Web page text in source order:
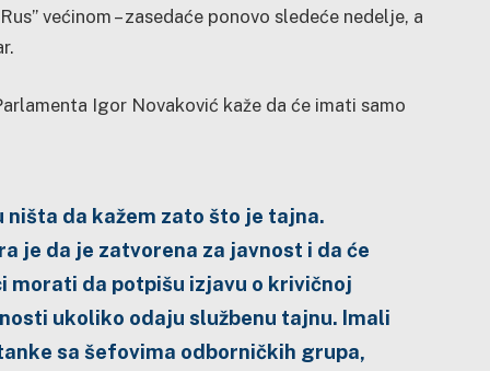
većinom – zasedaće ponovo sledeće nedelje, a
Igor Novaković kaže da će imati samo
ništa da kažem zato što je tajna.
je da je zatvorena za javnost i da će
morati da potpišu izjavu o krivičnoj
ukoliko odaju službenu tajnu. Imali
sa šefovima odborničkih grupa,